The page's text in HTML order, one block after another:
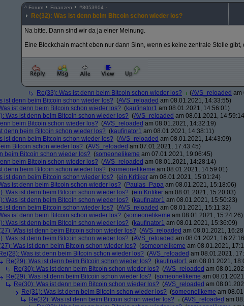
^ Forum Finanzen #8053904
Re(32): Was ist denn beim Bitcoin schon wieder los?
Na bitte. Dann sind wir da ja einer Meinung.
Eine Blockchain macht eben nur dann Sinn, wenn es keine zentrale Stelle
Re(33): Was ist denn beim Bitcoin schon wieder los? (AVS_reloaded am
ist denn beim Bitcoin schon wieder los? (AVS_reloaded am 08.01.2021, 14:33:55)
ist denn beim Bitcoin schon wieder los? (kaufinator1 am 08.01.2021, 14:56:01)
Was ist denn beim Bitcoin schon wieder los? (AVS_reloaded am 08.01.2021,
beim Bitcoin schon wieder los? (AVS_reloaded am 08.01.2021, 14:32:19)
denn beim Bitcoin schon wieder los? (kaufinator1 am 08.01.2021, 14:38:11)
ist denn beim Bitcoin schon wieder los? (AVS_reloaded am 08.01.2021, 14:43:09)
Bitcoin schon wieder los? (AVS_reloaded am 07.01.2021, 17:43:45)
beim Bitcoin schon wieder los? (someonelikeme am 07.01.2021, 19:06:45)
beim Bitcoin schon wieder los? (AVS_reloaded am 08.01.2021, 14:28:14)
denn beim Bitcoin schon wieder los? (someonelikeme am 08.01.2021, 14:59:01)
ist denn beim Bitcoin schon wieder los? (ein Kritiker am 08.01.2021, 15:01:24)
ist denn beim Bitcoin schon wieder los? (Paulas_Papa am 08.01.2021, 15:18:06)
Was ist denn beim Bitcoin schon wieder los? (ein Kritiker am 08.01.2021, 15:20:03)
Was ist denn beim Bitcoin schon wieder los? (kaufinator1 am 08.01.2021, 15:50:23)
ist denn beim Bitcoin schon wieder los? (AVS_reloaded am 08.01.2021, 15:11:32)
ist denn beim Bitcoin schon wieder los? (someonelikeme am 08.01.2021, 15:24:26)
Was ist denn beim Bitcoin schon wieder los? (kaufinator1 am 08.01.2021, 15:36:09)
Was ist denn beim Bitcoin schon wieder los? (AVS_reloaded am 08.01.2021,
Was ist denn beim Bitcoin schon wieder los? (AVS_reloaded am 08.01.2021,
Was ist denn beim Bitcoin schon wieder los? (someonelikeme am 08.01.2021,
Re(28): Was ist denn beim Bitcoin schon wieder los? (AVS_reloaded am 08.01.2021,
Re(29): Was ist denn beim Bitcoin schon wieder los? (kaufinator1 am 08.01.2021,
Re(30): Was ist denn beim Bitcoin schon wieder los? (AVS_reloaded am
Re(29): Was ist denn beim Bitcoin schon wieder los? (someonelikeme am
Re(30): Was ist denn beim Bitcoin schon wieder los? (AVS_reloaded am
Re(31): Was ist denn beim Bitcoin schon wieder los? (someonelikeme am
Re(32): Was ist denn beim Bitcoin schon wieder los?
(AVS_reloaded am